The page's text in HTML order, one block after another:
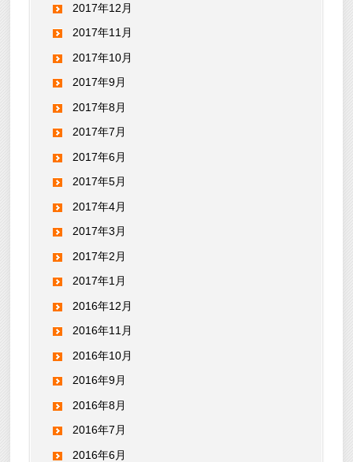
2017年12月
2017年11月
2017年10月
2017年9月
2017年8月
2017年7月
2017年6月
2017年5月
2017年4月
2017年3月
2017年2月
2017年1月
2016年12月
2016年11月
2016年10月
2016年9月
2016年8月
2016年7月
2016年6月